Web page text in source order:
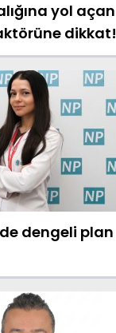
yol açan
dikkat!
dengeli plan